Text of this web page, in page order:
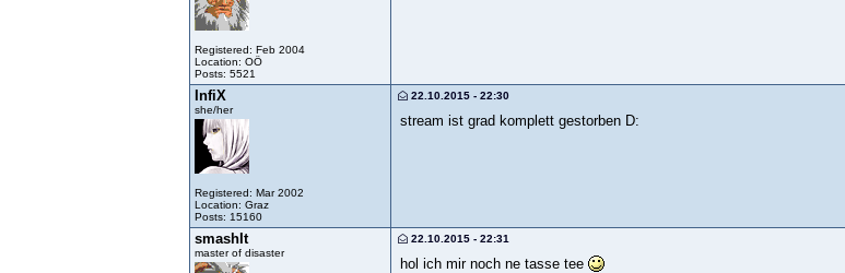
Registered: Feb 2004
Location: OÖ
Posts: 5521
InfiX
she/her
Registered: Mar 2002
Location: Graz
Posts: 15160
22.10.2015 - 22:30
stream ist grad komplett gestorben D:
smashIt
master of disaster
22.10.2015 - 22:31
hol ich mir noch ne tasse tee